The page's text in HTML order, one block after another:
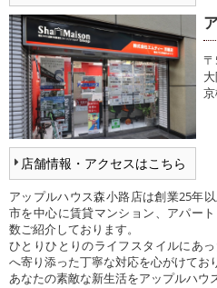
店舗情報・アクセスはこちら
アップルハウス森小路店は創業25年
市を中心に賃貸マンション、アパー
数ご紹介しております。
ひとりひとりのライフスタイルにあ
へ寄り添った丁寧な対応を心がけてお
あなたの素敵な新生活をアップルハウ